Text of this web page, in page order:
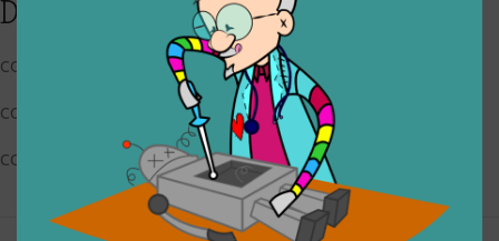
Descrizione
CODICE RIGIOCATTOLO: 004_0_041
CONDIZIONI: buone, usato
COLLOCAZIONE: BOX2